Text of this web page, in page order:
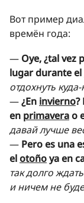
Вот пример
времён года:
— Oye, ¿tal vez
lugar durante el
отдохнуть
—¿En invierno?
en primaverao
давай лучше
— Pero es una
elotoñoya en
так долго
и ничем не